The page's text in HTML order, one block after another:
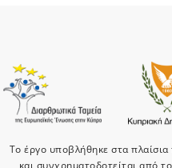
Το έργο υποβλήθηκε στα